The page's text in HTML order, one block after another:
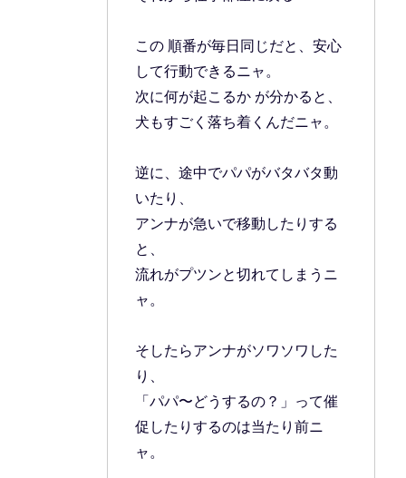
この 順番が毎日同じだと、安心
して行動できるニャ。
次に何が起こるか が分かると、
犬もすごく落ち着くんだニャ。
逆に、途中でパパがバタバタ動
いたり、
アンナが急いで移動したりする
と、
流れがプツンと切れてしまうニ
ャ。
そしたらアンナがソワソワした
り、
「パパ〜どうするの？」って催
促したりするのは当たり前ニ
ャ。